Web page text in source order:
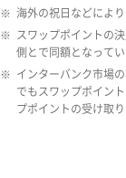
※ 海外の祝日などによ
※ スワップポイントの
側とで同額となってい
※ インターバンク市場
でもスワップポイン
プポイントの受け取